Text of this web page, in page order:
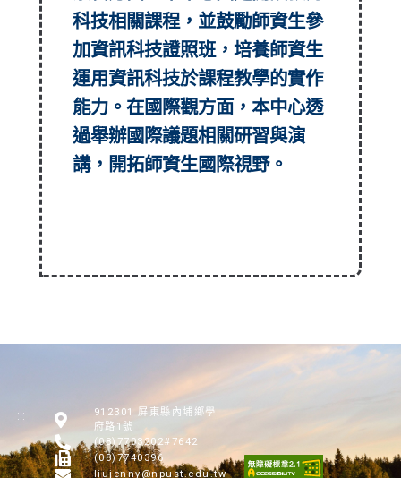
科技相關課程，並鼓勵師資生參
加資訊科技證照班，培養師資生
運用資訊科技於課程教學的實作
能力。在國際觀方面，本中心透
過舉辦國際議題相關研習與演
講，開拓師資生國際視野。
:::
912301 屏東縣內埔鄉學
府路1號
(08)7703202#7642
(08)7740396
liujenny@npust.edu.tw